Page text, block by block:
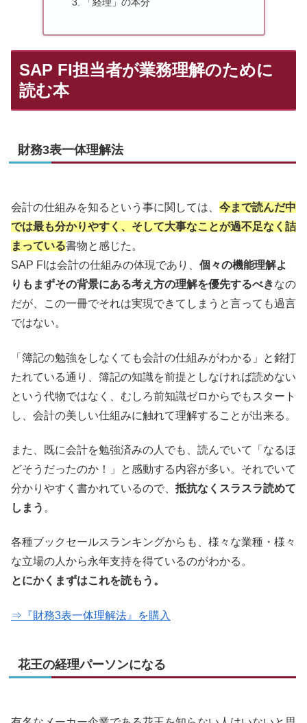
「経理」の本分
SAP FI担当者が業務理解のために
読む本
財務3表一体理解法
会計の仕組みを知るという事に関しては、 今まで読んだ中
では最も分かりやすく、そして大事なことが過不足なく詰
まっている書物と感じた。
SAP FIは会計の仕組みの体現であり、 個々の機能理解よ
りもまずその背景にある考え方の理解を優先するべきなの
だが、この一冊でそれは実現できてしまうと言っても過言
ではない。
「簿記の勉強をしなくても会計の仕組みがわかる」と銘打
たれている通り、簿記の知識を前提としなければ読めない
という代物ではなく、むしろ前知識ゼロからでもスタート
し、会計の美しい仕組みに触れて理解することが出来る。
また、既に会計を勉強済みの人でも、読んでいて「なるほ
どそうだったのか！」と感動する内容が多い。それでいて
分かりやすく書かれているので、 抵抗なくスラスラ読めて
しまう 。
各種ブックセールスランキングからも、様々な業種・様々
な立場の人から永年支持を得ているのがわかる。
とにかくまずはこれを読もう。
⇒『財務3表一体理解法』を購入
花王の経理パーソンになる